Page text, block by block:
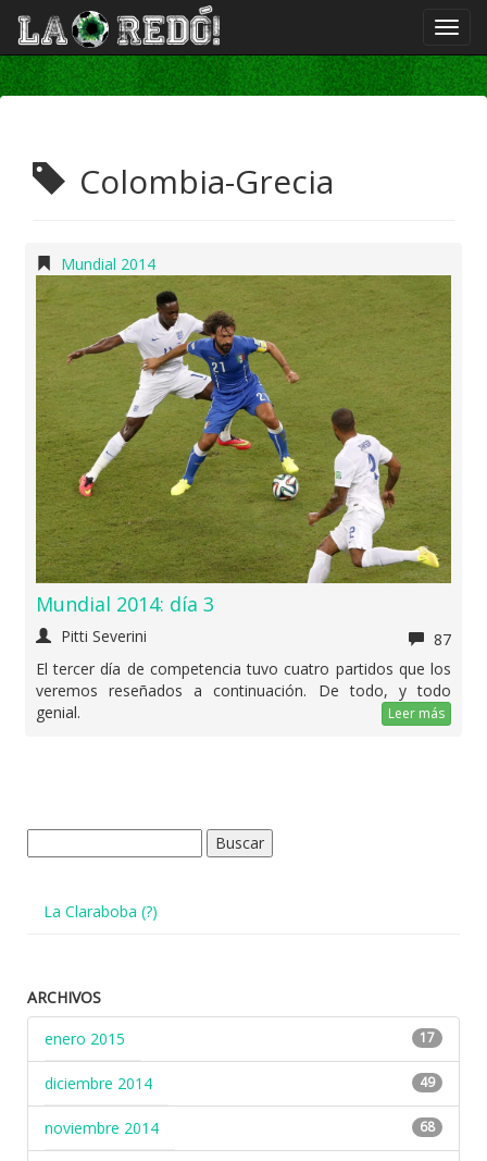
Colombia-Grecia
Mundial 2014
Mundial 2014: día 3
Pitti Severini
87
El tercer día de competencia tuvo cuatro partidos que los
veremos reseñados a continuación. De todo, y todo
genial.
Leer más
La Claraboba (?)
ARCHIVOS
enero 2015
17
diciembre 2014 49
noviembre 2014 68